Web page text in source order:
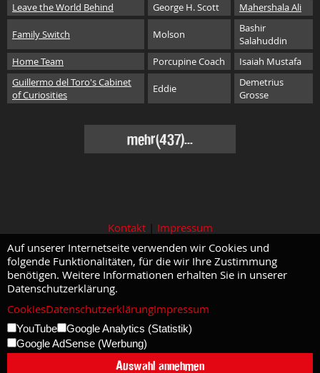
Leave the World Behind
George H. Scott Mahershala Ali
Family Switch Molson
Bashir
Salahuddin
Home Team
Porcupine Coach
Isaiah Mustafa
Guillermo del Toro's Cabinet
of Curiosities
Eddie
Demetrius
Grosse
mehr(437)...
Kontakt| Impressum
Auf unserer Internetseite verwenden wir Cookies und
folgende Funktionalitäten, für die wir Ihre Zustimmung
benötigen. Weitere Informationen erhalten Sie in unserer
Datenschutzerklärung.
CookiesDatenschutzerklärungImpressum
YouTube
Google Analytics (Statistik)
Google AdSense (Werbung)
Auswahl annehmen